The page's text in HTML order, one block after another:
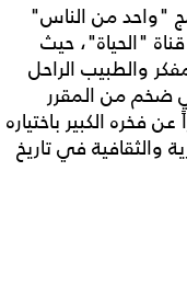
"واحد من الناس"
"الحياة"، حيث
والطبيب الراحل
من المقرر
رمضان 2027، معبّراً عن فخره الكبير باختياره
والثقافية في تاريخ